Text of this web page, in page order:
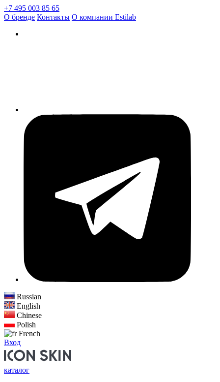
+7 495 003 85 65
О бренде Контакты О компании Estilab
Russian
English
Chinese
Polish
French
Вход
каталог